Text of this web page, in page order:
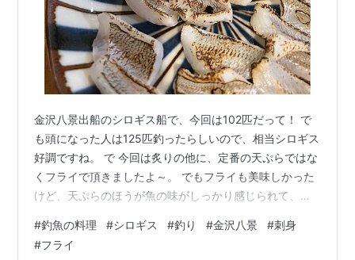
金沢八景出船のシロギス船で、今回は102匹だって！ で
も頭になった人は125匹釣ったらしいので、相当シロギス
好調ですね。 で 今回は炙りの他に、定番の天ぷらではな
くフライで頂きましたよ～。 でもフライも美味しかった
けど、天ぷらのほうが魚の味がしっかり感じられて、ワ
ペイン 0-1 もっとスペインが押せ押せで行くかな？と思
っていたけど。昨日の2試合と比べると、レベルは確かに
#釣魚の料理 #シロギス #釣り #金沢八景 #刺身
#フライ